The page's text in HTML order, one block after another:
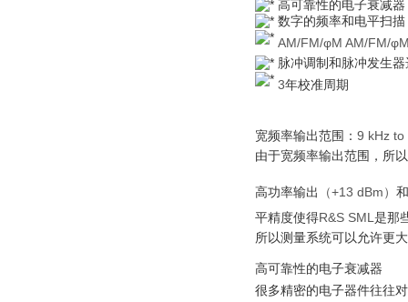
高可靠性的电子衰减器
数字的频率和电平扫描
AM/FM/φM AM/FM/
脉冲调制和脉冲发生
3年校准周期
宽频率输出范围： 9 kHz to
由于宽频率输出范围，所
高功率输出 （+13 dBm）
平精度使得R&S SML 是那
所以测量系统可以允许更
高可靠性的电子衰减器
很多精密的电子器件往往